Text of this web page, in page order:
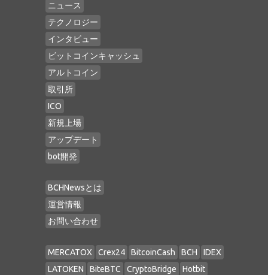
ニュース
テクノロジー
インタビュー
ビットコインキャッシュ
アルトコイン
取引所
ICO
新規上場
アップデート
bot開発
BCHNewsとは
運営情報
お問い合わせ
MERCATOX Crex24 BitcoinCash BCH
IDEX
LATOKEN
BiteBTC CryptoBridge Hotbit